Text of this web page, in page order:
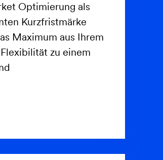
Optimierung als
Kurzfristmärke
Maximum aus Ihrem
zu einem